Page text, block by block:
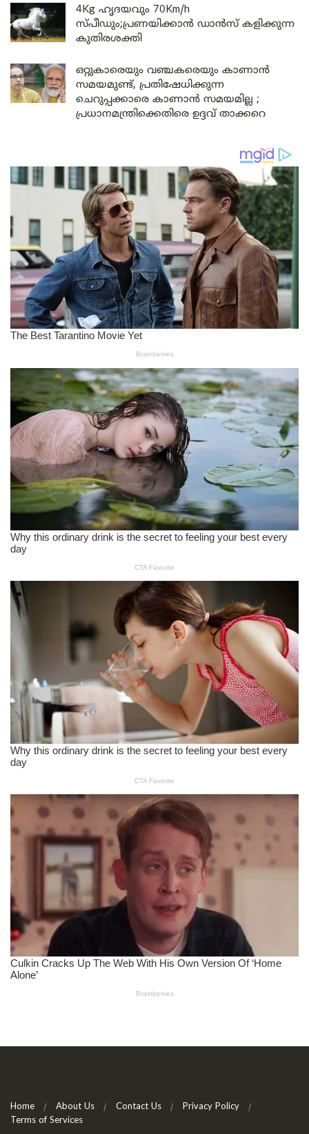
4Kg ഹൃദയവും 70Km/h
സ്പീഡും;പ്രണയിക്കാൻ ഡാൻസ് കളിക്കുന്ന
കുതിരശക്തി
ഒറ്റുകാരെയും വഞ്ചകരെയും കാണാൻ
സമയമുണ്ട്, പ്രതിഷേധിക്കുന്ന
ചെറുപ്പക്കാരെ കാണാൻ സമയമില്ല ;
പ്രധാനമന്ത്രിക്കെതിരെ ഉദ്ദവ് താക്കറെ
Home About Us Contact Us
Privacy Policy
Terms of Services